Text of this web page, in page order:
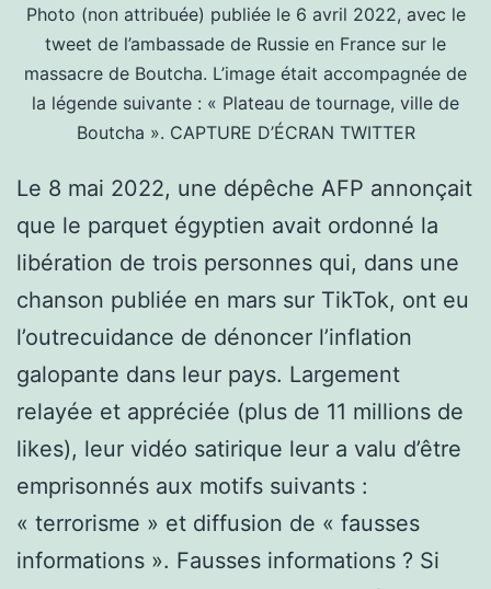
Photo (non attribuée) publiée le 6 avril 2022, avec le
tweet de l’ambassade de Russie en France sur le
massacre de Boutcha. L’image était accompagnée de
la légende suivante : « Plateau de tournage, ville de
Boutcha ». CAPTURE D’ÉCRAN TWITTER
Le 8 mai 2022, une dépêche AFP annonçait
que le parquet égyptien avait ordonné la
libération de trois personnes qui, dans une
chanson publiée en mars sur TikTok, ont eu
l’outrecuidance de dénoncer l’inflation
galopante dans leur pays. Largement
relayée et appréciée (plus de 11 millions de
likes), leur vidéo satirique leur a valu d’être
emprisonnés aux motifs suivants :
« terrorisme » et diffusion de « fausses
informations ». Fausses informations ? Si